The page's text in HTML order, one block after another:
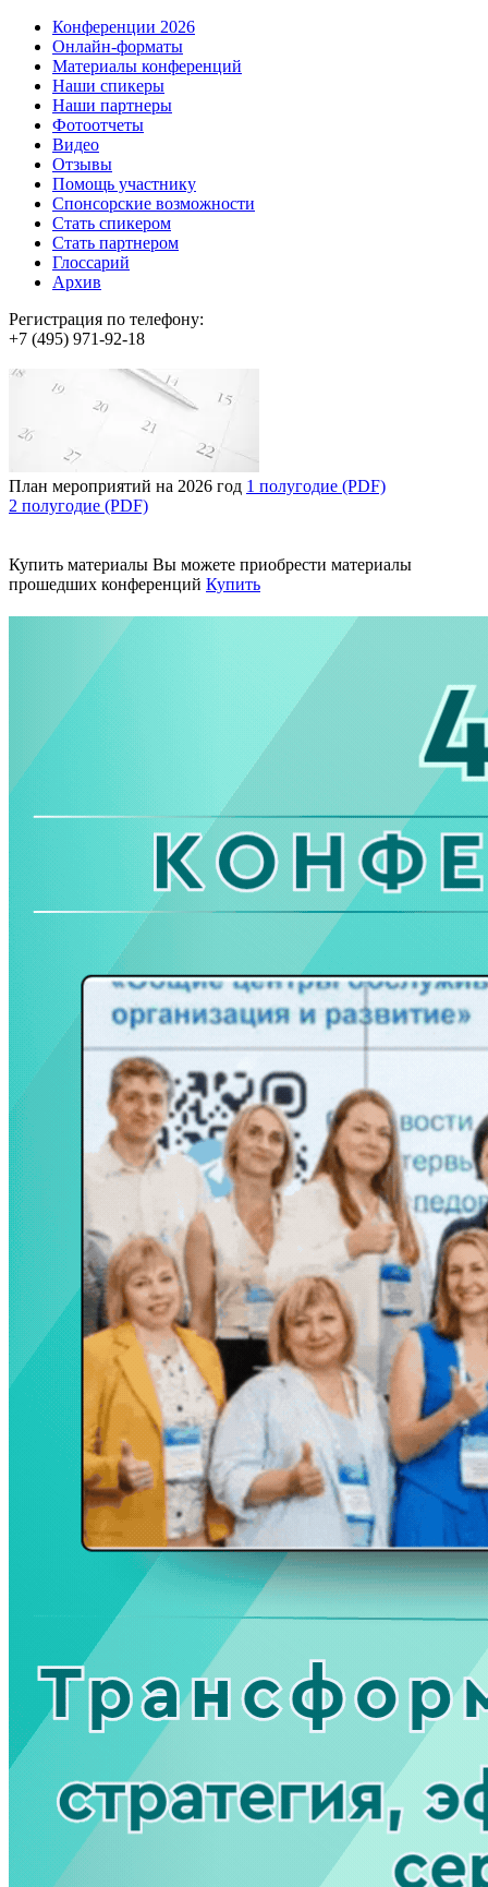
Конференции 2026
Онлайн-форматы
Материалы конференций
Наши спикеры
Наши партнеры
Фотоотчеты
Видео
Отзывы
Помощь участнику
Спонсорские возможности
Стать спикером
Стать партнером
Глоссарий
Архив
Регистрация по телефону:
+7 (495) 971-92-18
План мероприятий на 2026 год 1 полугодие (PDF)
2 полугодие (PDF)
Купить материалы Вы можете приобрести материалы
прошедших конференций Купить